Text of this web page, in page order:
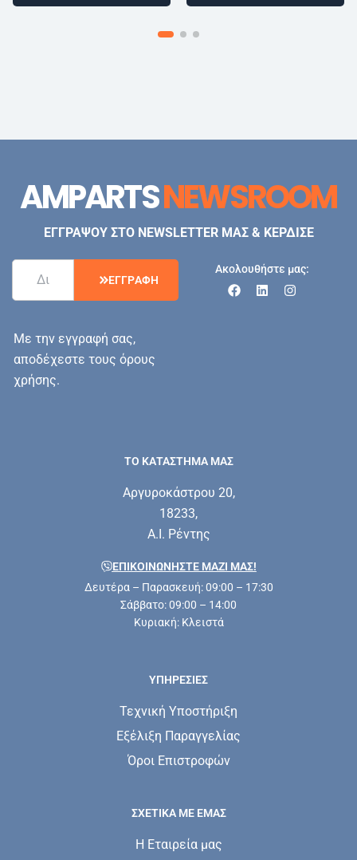
AMPARTSNEWSROOM
ΕΓΓΡΑΨΟΥ ΣΤΟ NEWSLETTER ΜΑΣ & ΚΕΡΔΙΣΕ
ΕΓΓΡΑΦΗ
Με την εγγραφή σας,
αποδέχεστε τους όρους
χρήσης.
Ακολουθήστε μας:
ΤΟ ΚΑΤΑΣΤΗΜΑ ΜΑΣ
Αργυροκάστρου 20,
18233,
Α.Ι. Ρέντης
ΕΠΙΚΟΙΝΩΝΗΣΤΕ ΜΑΖΊ ΜΑΣ!
Δευτέρα – Παρασκευή: 09:00 – 17:30
Σάββατο: 09:00 – 14:00
Κυριακή: Κλειστά
ΥΠΗΡΕΣΊΕΣ
Τεχνική Υποστήριξη
Εξέλιξη Παραγγελίας
Όροι Επιστροφών
ΣΧΕΤΙΚΆ ΜΕ ΕΜΆΣ
Η Εταιρεία μας